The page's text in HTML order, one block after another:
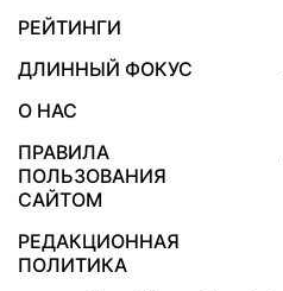
РЕЙТИНГИ
ДЛИННЫЙ ФОКУС
О НАС
ПРАВИЛА
ПОЛЬЗОВАНИЯ
САЙТОМ
РЕДАКЦИОННАЯ
ПОЛИТИКА